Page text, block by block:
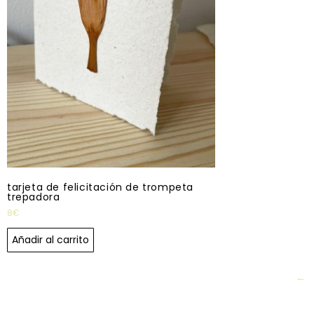
tarjeta de felicitación de trompeta
trepadora
8€
Añadir al carrito
←